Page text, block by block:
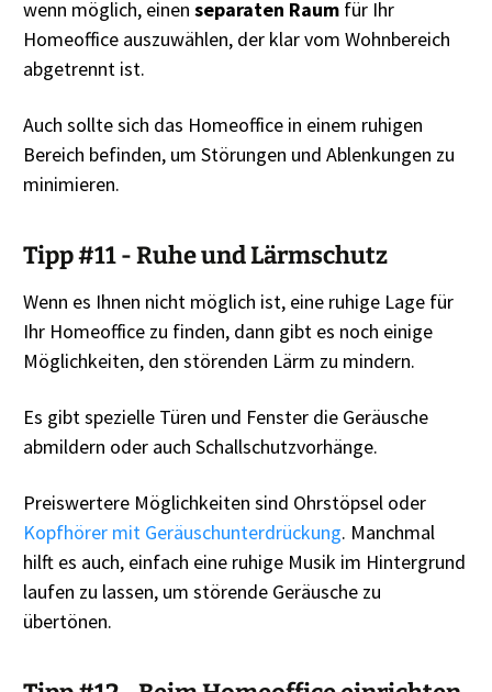
wenn möglich, einen separaten Raum für Ihr
Homeoffice auszuwählen, der klar vom Wohnbereich
abgetrennt ist.
Auch sollte sich das Homeoffice in einem ruhigen
Bereich befinden, um Störungen und Ablenkungen zu
minimieren.
Tipp #11 - Ruhe und Lärmschutz
Wenn es Ihnen nicht möglich ist, eine ruhige Lage für
Ihr Homeoffice zu finden, dann gibt es noch einige
Möglichkeiten, den störenden Lärm zu mindern.
Es gibt spezielle Türen und Fenster die Geräusche
abmildern oder auch Schallschutzvorhänge.
Preiswertere Möglichkeiten sind Ohrstöpsel oder
Kopfhörer mit Geräuschunterdrückung. Manchmal
hilft es auch, einfach eine ruhige Musik im Hintergrund
laufen zu lassen, um störende Geräusche zu
übertönen.